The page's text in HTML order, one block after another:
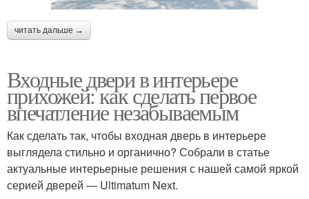
читать дальше →
Входные двери в интерьере
прихожей: как сделать первое
впечатление незабываемым
Как сделать так, чтобы входная дверь в интерьере
выглядела стильно и органично? Собрали в статье
актуальные интерьерные решения с нашей самой яркой
серией дверей ― Ultimatum Next.